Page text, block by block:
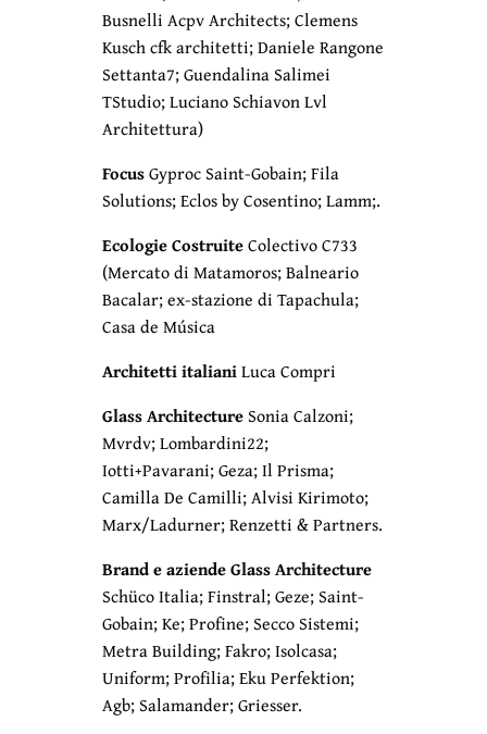
Busnelli Acpv Architects; Clemens
Kusch cfk architetti; Daniele Rangone
Settanta7; Guendalina Salimei
TStudio; Luciano Schiavon Lvl
Architettura)
FocusGyproc Saint-Gobain; Fila
Solutions; Eclos by Cosentino; Lamm;.
Ecologie CostruiteColectivo C733
(Mercato di Matamoros; Balneario
Bacalar; ex-stazione di Tapachula;
Casa de Música
Architetti italianiLuca Compri
Glass ArchitectureSonia Calzoni;
Mvrdv; Lombardini22;
Iotti+Pavarani; Geza; Il Prisma;
Camilla De Camilli; Alvisi Kirimoto;
Marx/Ladurner; Renzetti & Partners.
Brand e aziende Glass Architecture
Schüco Italia; Finstral; Geze; Saint-
Gobain; Ke; Profine; Secco Sistemi;
Metra Building; Fakro; Isolcasa;
Uniform; Profilia; Eku Perfektion;
Agb; Salamander; Griesser.